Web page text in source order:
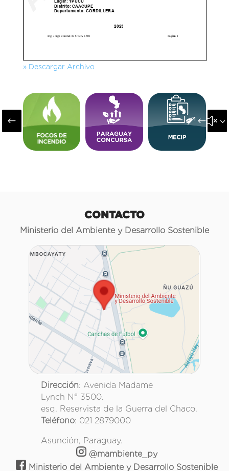
» Descargar Archivo
#
CONTACTO
Ministerio del Ambiente y Desarrollo Sostenible
Dirección: Avenida Madame
Lynch N° 3500.
esq. Reservista de la Guerra del Chaco.
Teléfono: 021 2879000
Asunción, Paraguay.
@mambiente_py
Ministerio del Ambiente y Desarrollo Sostenible